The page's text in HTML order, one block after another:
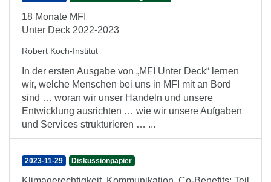
18 Monate MFI
Unter Deck 2022-2023
Robert Koch-Institut
In der ersten Ausgabe von „MFI Unter Deck“ lernen
wir, welche Menschen bei uns in MFI mit an Bord
sind … woran wir unser Handeln und unsere
Entwicklung ausrichten … wie wir unsere Aufgaben
und Services strukturieren … ...
2023-11-29 Diskussionpapier